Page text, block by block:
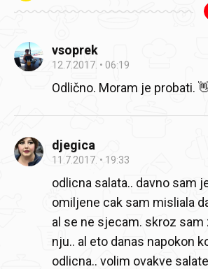
vsoprek
12.7.2017. 06:19
Odlično. Moram je probati.
djegica
11.7.2017. 19:33
odlicna salata.. davno sam
omiljene cak sam misliala
al se ne sjecam. skroz sam
nju.. al eto danas napokon
odlicna.. volim ovakve